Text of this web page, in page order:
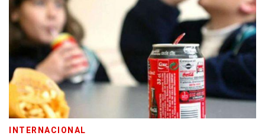
INTERNACIONAL